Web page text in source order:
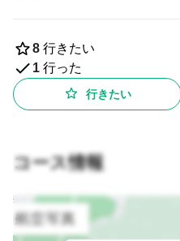
8 行きたい
1 行った
行きたい
コース情報